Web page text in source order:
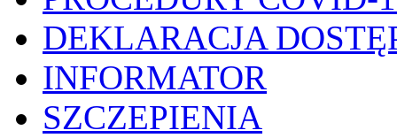
DEKLARACJA
INFORMATOR
SZCZEPIENIA